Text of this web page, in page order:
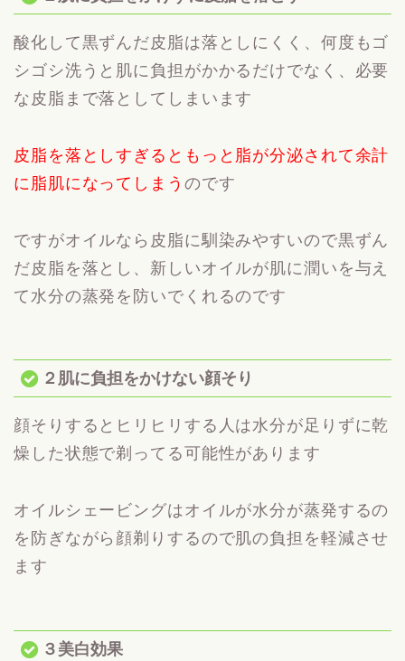
酸化して黒ずんだ皮脂は落としにくく、何度もゴ
シゴシ洗うと肌に負担がかかるだけでなく、必要
な皮脂まで落としてしまいます
皮脂を落としすぎるともっと脂が分泌されて余計
に脂肌になってしまう のです
ですがオイルなら皮脂に馴染みやすいので黒ずん
だ皮脂を落とし、新しいオイルが肌に潤いを与え
て水分の蒸発を防いでくれるのです
２肌に負担をかけない顔そり
顔そりするとヒリヒリする人は水分が足りずに乾
燥した状態で剃ってる可能性があります
オイルシェービングはオイルが水分が蒸発するの
を防ぎながら顔剃りするので肌の負担を軽減させ
ます
３美白効果